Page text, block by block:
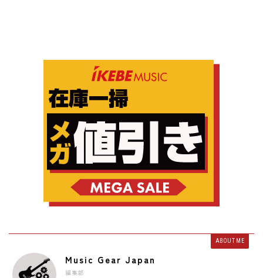
ABOUT ME
Music Gear Japan
編集部